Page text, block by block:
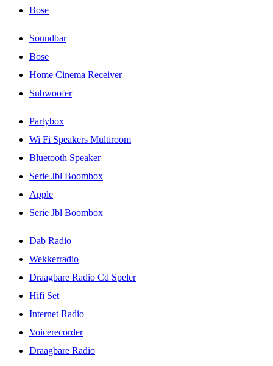
Bose
Soundbar
Bose
Home Cinema Receiver
Subwoofer
Partybox
Wi Fi Speakers Multiroom
Bluetooth Speaker
Serie Jbl Boombox
Apple
Serie Jbl Boombox
Dab Radio
Wekkerradio
Draagbare Radio Cd Speler
Hifi Set
Internet Radio
Voicerecorder
Draagbare Radio